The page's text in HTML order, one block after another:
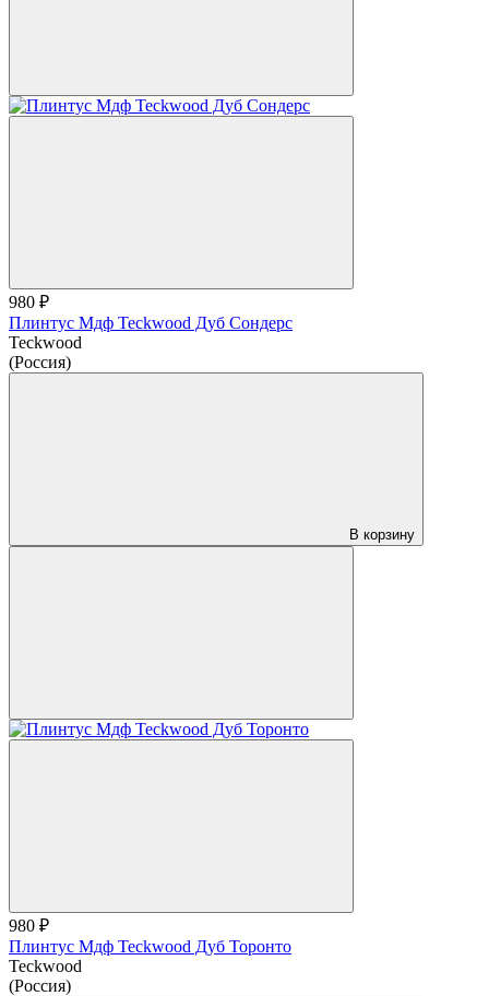
980 ₽
Плинтус Мдф Teckwood Дуб Сондерс
Teckwood
(Россия)
В корзину
980 ₽
Плинтус Мдф Teckwood Дуб Торонто
Teckwood
(Россия)